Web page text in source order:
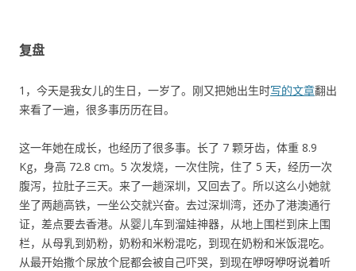
复盘
1，今天是我女儿的生日，一岁了。刚又把她出生时写的文章翻出
来看了一遍，很多事历历在目。
这一年她在成长，也经历了很多事。长了 7 颗牙齿，体重 8.9
Kg，身高 72.8 cm。5 次发烧，一次住院，住了 5 天，经历一次
腹泻，拉肚子三天。来了一趟深圳，又回去了。所以这么小她就
坐了两趟高铁，一坐公交就兴奋。去过深圳湾，还办了港澳通行
证，差点要去香港。从婴儿车到溜娃神器，从地上围栏到床上围
栏，从母乳到奶粉，奶粉和米粉混吃，到现在奶粉和米饭混吃。
从最开始撒个尿放个屁都会被自己吓哭，到现在咿呀咿呀说着听